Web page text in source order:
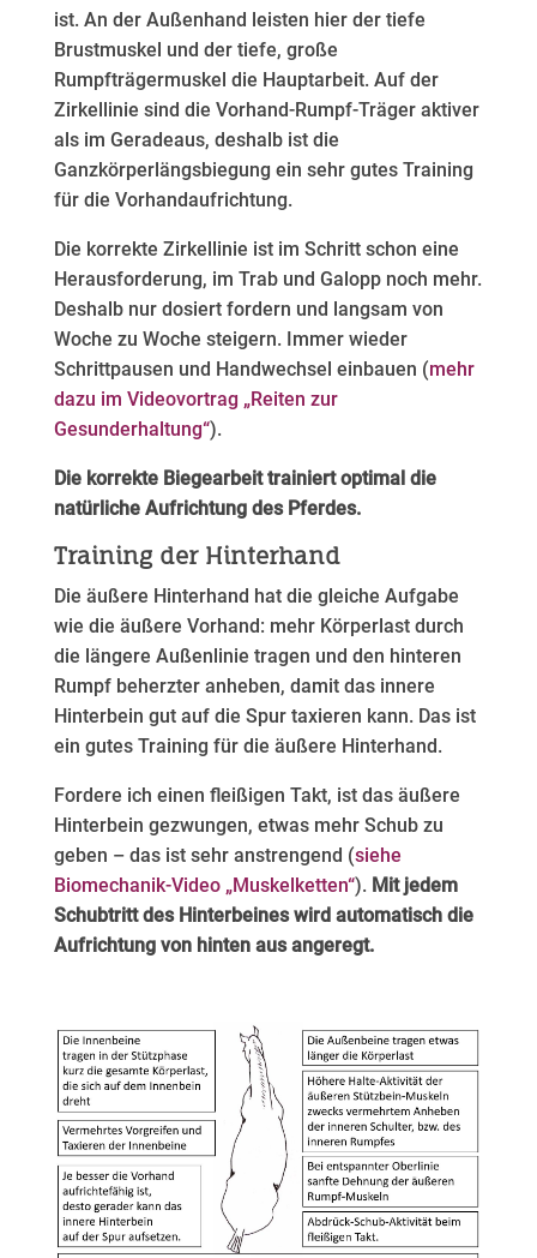
ist. An der Außenhand leisten hier der tiefe
Brustmuskel und der tiefe, große
Rumpfträgermuskel die Hauptarbeit. Auf der
Zirkellinie sind die Vorhand‑Rumpf‑Träger aktiver
als im Geradeaus, deshalb ist die
Ganzkörperlängsbiegung ein sehr gutes Training
für die Vorhandaufrichtung.
Die korrekte Zirkellinie ist im Schritt schon eine
Herausforderung, im Trab und Galopp noch mehr.
Deshalb nur dosiert fordern und langsam von
Woche zu Woche steigern. Immer wieder
Schrittpausen und Handwechsel einbauen (mehr
dazu im Videovortrag „Reiten zur
Gesunderhaltung“).
Die korrekte Biegearbeit trainiert optimal die
natürliche Aufrichtung des Pferdes.
Training der Hinterhand
Die äußere Hinterhand hat die gleiche Aufgabe
wie die äußere Vorhand: mehr Körperlast durch
die längere Außenlinie tragen und den hinteren
Rumpf beherzter anheben, damit das innere
Hinterbein gut auf die Spur taxieren kann. Das ist
ein gutes Training für die äußere Hinterhand.
Fordere ich einen fleißigen Takt, ist das äußere
Hinterbein gezwungen, etwas mehr Schub zu
geben – das ist sehr anstrengend (siehe
Biomechanik-Video „Muskelketten“). Mit jedem
Schubtritt des Hinterbeines wird automatisch die
Aufrichtung von hinten aus angeregt.